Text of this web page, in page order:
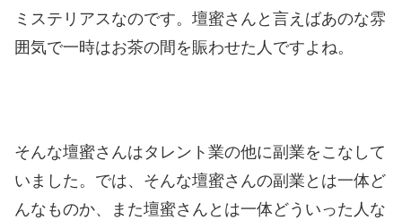
ミステリアスなのです。 壇蜜さんと言えばあのな雰
囲気で一時はお茶の間を賑わせた人ですよね。
そんな壇蜜さんはタレント業の他に副業をこなして
いました。 では、そんな壇蜜さんの副業とは一体ど
んなものか、また壇蜜さんとは一体どういった人な